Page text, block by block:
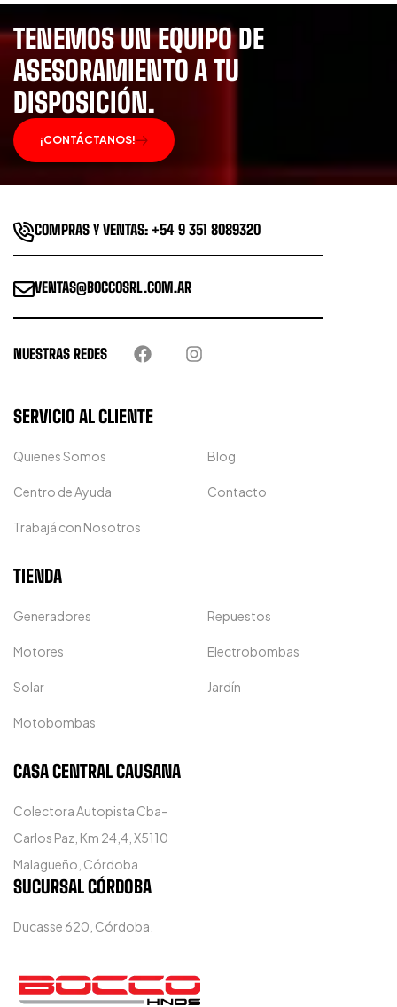
TENEMOS UN EQUIPO DE
ASESORAMIENTO A TU
DISPOSICIÓN.
¡CONTÁCTANOS!
COMPRAS Y VENTAS: +54 9 351 8089320
VENTAS@BOCCOSRL.COM.AR
NUESTRAS REDES
SERVICIO AL CLIENTE
Quienes Somos Blog
Centro de Ayuda Contacto
Trabajá con Nosotros
TIENDA
Generadores Repuestos
Motores Electrobombas
Solar Jardín
Motobombas
CASA CENTRAL CAUSANA
Colectora Autopista Cba-
Carlos Paz, Km 24,4, X5110
Malagueño, Córdoba
SUCURSAL CÓRDOBA
Ducasse 620, Córdoba.